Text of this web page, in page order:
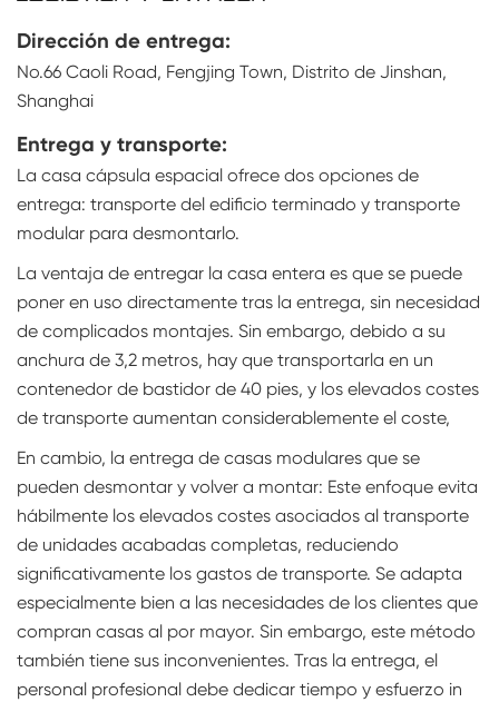
Dirección de entrega:
No.66 Caoli Road, Fengjing Town, Distrito de Jinshan,
Shanghai
Entrega y transporte:
La casa cápsula espacial ofrece dos opciones de
entrega: transporte del edificio terminado y transporte
modular para desmontarlo.
La ventaja de entregar la casa entera es que se puede
poner en uso directamente tras la entrega, sin necesidad
de complicados montajes. Sin embargo, debido a su
anchura de 3,2 metros, hay que transportarla en un
contenedor de bastidor de 40 pies, y los elevados costes
de transporte aumentan considerablemente el coste,
En cambio, la entrega de casas modulares que se
pueden desmontar y volver a montar: Este enfoque evita
hábilmente los elevados costes asociados al transporte
de unidades acabadas completas, reduciendo
significativamente los gastos de transporte. Se adapta
especialmente bien a las necesidades de los clientes que
compran casas al por mayor. Sin embargo, este método
también tiene sus inconvenientes. Tras la entrega, el
personal profesional debe dedicar tiempo y esfuerzo in